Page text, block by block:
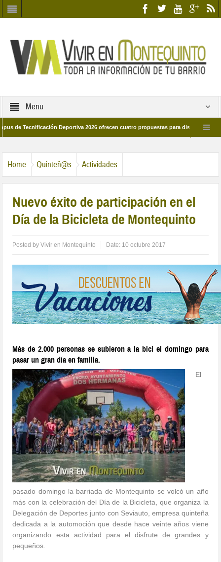
Menu
Tecnificación Deportiva 2026 ofrecen cuatro propuestas para disfrutar del deporte
Home Quinteñ@s Actividades
Nuevo éxito de participación en el
Día de la Bicicleta de Montequinto
Posted byVivir en Montequinto Date: 10 octubre 2017
Más de 2.000 personas se subieron a la bici el domingo para
pasar un gran día en familia.
El
pasado domingo la barriada de Montequinto se volcó un año
más con la celebración del Día de la Bicicleta, que organiza la
Delegación de Deportes junto con Seviauto, empresa quinteña
dedicada a la automoción que desde hace veinte años viene
organizando esta actividad para el disfrute de grandes y
pequeños.